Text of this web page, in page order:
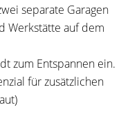
separate Garagen
Werkstätte auf dem
zum Entspannen ein.
für zusätzlichen